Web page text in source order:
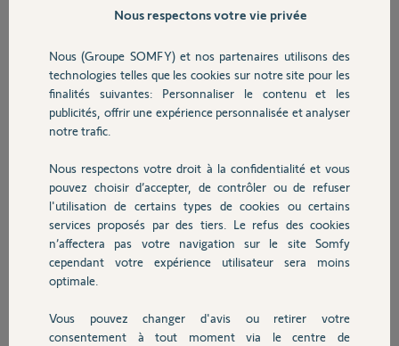
Sécurité
Domotique
Chauffage
Autres produits
Devis avec un pro
touches et les cotés et commence à se
désagréger.
Problème qualité...c'est clair...j'ai vu sur réseau
social d'autres personnes avec même
problème....
Est-il possible de changer touche et contour ?
Anonyme
Participer au fil de discussion
Nous respectons votre vie privée
Nous (Groupe SOMFY) et nos partenaires utilisons des
technologies telles que les cookies sur notre site pour les
finalités suivantes: Personnaliser le contenu et les
publicités, offrir une expérience personnalisée et analyser
notre trafic.
Nous respectons votre droit à la confidentialité et vous
pouvez choisir d’accepter, de contrôler ou de refuser
l'utilisation de certains types de cookies ou certains
services proposés par des tiers. Le refus des cookies
n’affectera pas votre navigation sur le site Somfy
cependant votre expérience utilisateur sera moins
optimale.
Vous pouvez changer d'avis ou retirer votre
consentement à tout moment via le centre de